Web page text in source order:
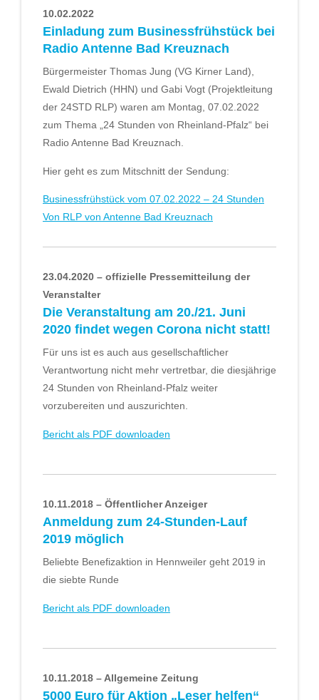
10.02.2022
Einladung zum Businessfrühstück bei
Radio Antenne Bad Kreuznach
Bürgermeister Thomas Jung (VG Kirner Land),
Ewald Dietrich (HHN) und Gabi Vogt (Projektleitung
der 24STD RLP) waren am Montag, 07.02.2022
zum Thema „24 Stunden von Rheinland-Pfalz“ bei
Radio Antenne Bad Kreuznach.
Hier geht es zum Mitschnitt der Sendung:
Businessfrühstück vom 07.02.2022 – 24 Stunden
Von RLP von Antenne Bad Kreuznach
23.04.2020 – offizielle Pressemitteilung der
Veranstalter
Die Veranstaltung am 20./21. Juni
2020 findet wegen Corona nicht statt!
Für uns ist es auch aus gesellschaftlicher
Verantwortung nicht mehr vertretbar, die diesjährige
24 Stunden von Rheinland-Pfalz weiter
vorzubereiten und auszurichten.
Bericht als PDF downloaden
10.11.2018 – Öffentlicher Anzeiger
Anmeldung zum 24-Stunden-Lauf
2019 möglich
Beliebte Benefizaktion in Hennweiler geht 2019 in
die siebte Runde
Bericht als PDF downloaden
10.11.2018 – Allgemeine Zeitung
5000 Euro für Aktion „Leser helfen“